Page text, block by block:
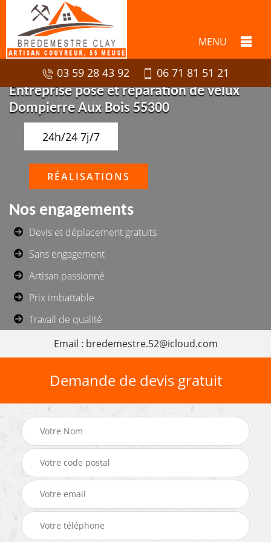
MENU
03 59 28 43 92
06 71 81 51 21
Entreprise pose et réparation de velux
Dompierre Aux Bois 55300
24h/24 7j/7
RÉALISATIONS
Nos engagements
Devis et déplacement gratuits
Sans engagement
Artisan passionné
Prix imbattable
Travail de qualité
Email : bredemestre.52@icloud.com
Demande de devis gratuit